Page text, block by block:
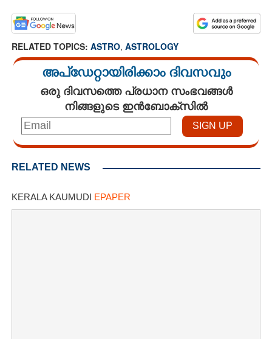
RELATED TOPICS: ASTRO, ASTROLOGY
അപ്ഡേറ്റായിരിക്കാം ദിവസവും
ഒരു ദിവസത്തെ പ്രധാന സംഭവങ്ങൾ
നിങ്ങളുടെ ഇൻബോക്സിൽ
RELATED NEWS
KERALA KAUMUDI EPAPER